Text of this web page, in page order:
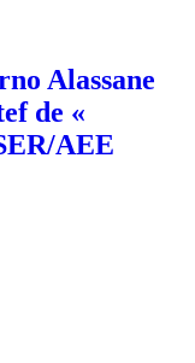
Alassane
de «
AEE